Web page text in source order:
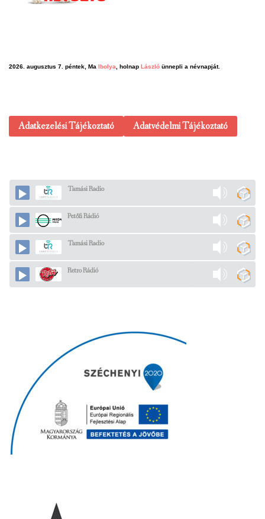
2026. augusztus 7. péntek, Ma Ibolya , holnap László ünnepli a névnapját.
Adatkezelési Tájékoztató Adatvédelmi Tájékoztató
Tamási Radio
Petőfi Rádió
Tamási Radio
Retro Rádió